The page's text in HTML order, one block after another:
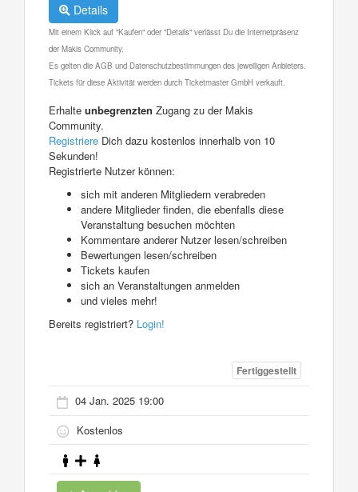
Details
Mit einem Klick auf "Kaufen" oder "Details" verlässt Du die Internetpräsenz
der Makis Community.
Es gelten die AGB und Datenschutzbestimmungen des jeweiligen Anbieters.
Tickets für diese Aktivität werden durch Ticketmaster GmbH verkauft.
Erhalte unbegrenzten Zugang zu der Makis
Community.
Registriere Dich dazu kostenlos innerhalb von 10
Sekunden!
Registrierte Nutzer können:
sich mit anderen Mitgliedern verabreden
andere Mitglieder finden, die ebenfalls diese
Veranstaltung besuchen möchten
Kommentare anderer Nutzer lesen/schreiben
Bewertungen lesen/schreiben
Tickets kaufen
sich an Veranstaltungen anmelden
und vieles mehr!
Bereits registriert? Login!
Fertiggestellt
04 Jan. 2025 19:00
Kostenlos